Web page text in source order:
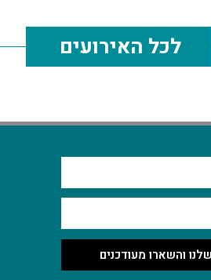
לכל האירועים
והשארו מעודכנים